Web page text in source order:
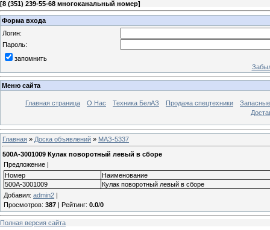
[8 (351) 239-55-68 многоканальный номер]
Форма входа
Логин:
Пароль:
запомнить
Меню сайта
Главная страница О Нас Техника БелАЗ Продажа спецтехники
Главная » Доска объявлений » МАЗ-5337
500А-3001009 Кулак поворотный левый в сборе
Предложение |
Номер
Наименование
500А-3001009
Кулак поворотный левый в сборе
Добавил: admin2 |
Просмотров: 387 | Рейтинг: 0.0/0
Полная версия сайта